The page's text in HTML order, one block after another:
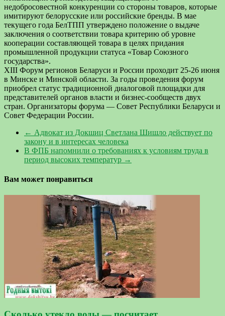
недобросовестной конкуренции со стороны товаров, которые
имитируют белорусские или российские бренды. В мае
текущего года БелТПП утверждено положение о выдаче
заключения о соответствии товара критерию об уровне
кооперации составляющей товара в целях придания
промышленной продукции статуса «Товар Союзного
государства».
XIII Форум регионов Беларуси и России проходит 25-26 июня
в Минске и Минской области. За годы проведения форум
приобрел статус традиционной диалоговой площадки для
представителей органов власти и бизнес-сообществ двух
стран. Организаторы форума — Совет Республики Беларуси и
Совет Федерации России.
← Адвокат из Докшиц Светлана Шишло действует по
закону и в интересах человека
В ФПБ напомнили о требованиях к условиям труда в
период высоких температур →
Вам может понравиться